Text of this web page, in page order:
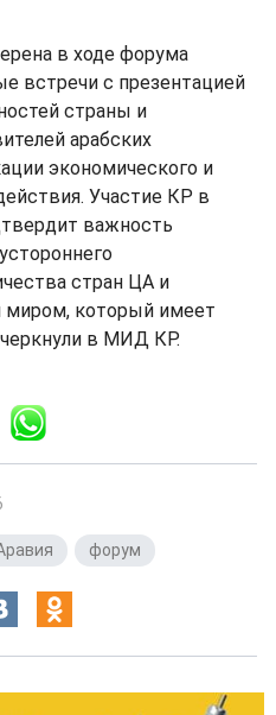
в ходе форума
встречи с презентацией
страны и
арабских
экономического и
Участие КР в
важность
стран ЦА и
миром, который имеет
в МИД КР.
форум